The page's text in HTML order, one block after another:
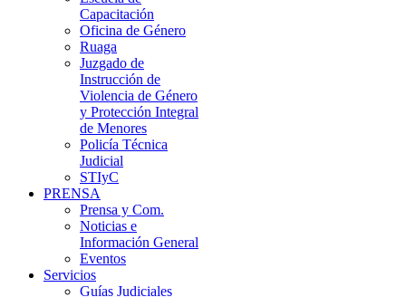
Capacitación
Oficina de Género
Ruaga
Juzgado de
Instrucción de
Violencia de Género
y Protección Integral
de Menores
Policía Técnica
Judicial
STIyC
PRENSA
Prensa y Com.
Noticias e
Información General
Eventos
Servicios
Guías Judiciales